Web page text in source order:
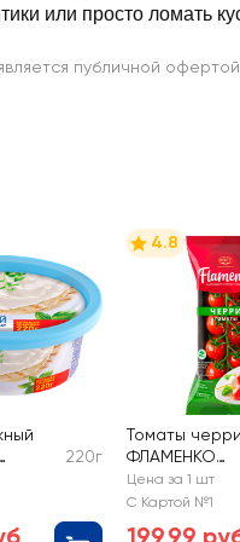
или просто ломать
публичной офертой
220г
4.8
Томаты черри
ФЛАМЕНКО
красные
Цена за 1 шт
С Картой №1
199,99